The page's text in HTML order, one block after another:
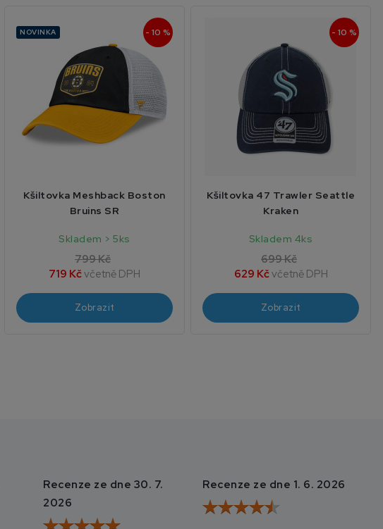
NOVINKA - 10 %
Kšiltovka Meshback Boston
Bruins SR
Skladem > 5ks
799 Kč
719 Kčvčetně DPH
Zobrazit
- 10 %
Kšiltovka 47 Trawler Seattle
Kraken
Skladem 4ks
699 Kč
629 Kčvčetně DPH
Zobrazit
Recenze ze dne 30. 7.
2026
Recenze ze dne 1. 6. 2026